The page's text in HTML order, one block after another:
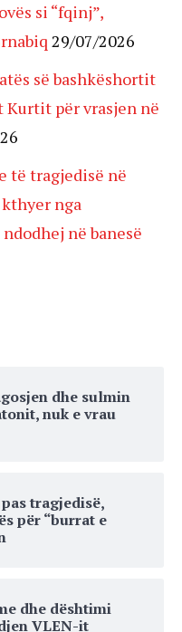
si “fqinj”,
29/07/2026
së bashkëshortit
për vrasjen në
të tragjedisë në
nga
në banesë
dhe sulmin
nuk e vrau
tragjedisë,
për “burrat e
dhe dështimi
VLEN-it